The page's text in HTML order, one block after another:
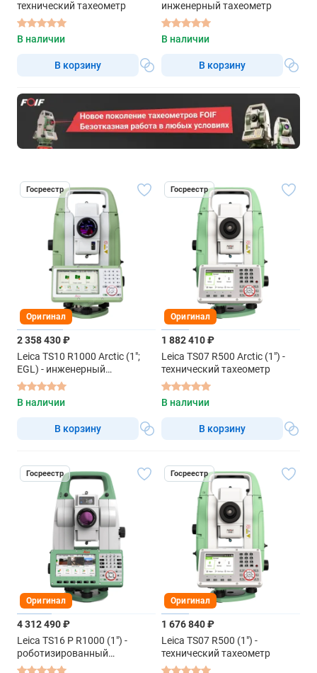
технический тахеометр
В наличии
В корзину
инженерный тахеометр
В наличии
В корзину
Госреестр
Оригинал
2 358 430 ₽
Leica TS10 R1000 Arctic (1";
EGL) - инженерный
тахеометр
В наличии
В корзину
Госреестр
Оригинал
1 882 410 ₽
Leica TS07 R500 Arctic (1") -
технический тахеометр
В наличии
В корзину
Госреестр
Оригинал
4 312 490 ₽
Leica TS16 P R1000 (1") -
роботизированный
тахеометр
Госреестр
Оригинал
1 676 840 ₽
Leica TS07 R500 (1") -
технический тахеометр